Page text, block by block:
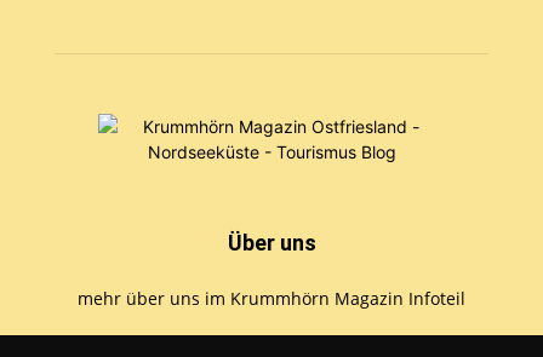
Über uns
mehr über uns im Krummhörn Magazin Infoteil